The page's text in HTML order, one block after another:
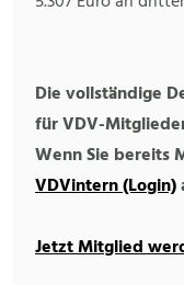
Die vollständige
für VDV-
Wenn Sie bereits
VDVintern (Login)
Jetzt Mitglied